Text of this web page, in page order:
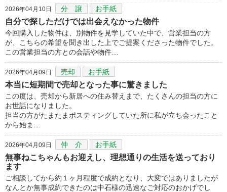
2026年04月10日 分 譲 お手紙
自分で探しただけでは出会えなかった物件
今回購入した物件は、別物件を見学していた中で、営業担当の方
が、こちらの希望を聞き出した上でご提案くださった物件でした。
この営業担当の方との会話や物件…
2026年04月09日 売却 お手紙
本当に短期間で売却となった事に驚きました
この度は、売却から新居への住み替えまで、たくさんの担当の方に
お世話になりました。
担当の方がたまたまポスティングしていた所に私が立ち会ったこと
から始ま…
2026年04月09日 仲 介 お手紙
無事ねこちゃんもお迎えし、理想通りの生活を送っており
ます
ご相談してから約１ヶ月程度で成約となり、大変ではありましたが
なんとか無事成約できたのは中石様の迅速なご対応のおかげでし